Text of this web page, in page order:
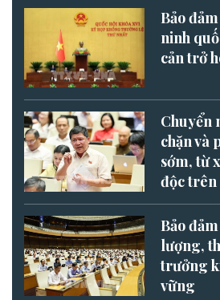
Bảo
ninh
cản trở
Chuyển
chặn và
sớm, từ
độc
Bảo
lượng,
trưởng
vững